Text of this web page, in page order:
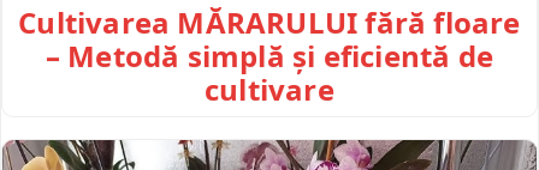
Cultivarea MĂRARULUI fără floare
– Metodă simplă și eficientă de
cultivare